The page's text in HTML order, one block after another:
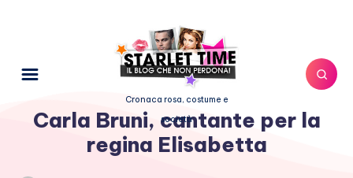
Cronaca rosa, costume e
società
Carla Bruni, cantante per la
regina Elisabetta